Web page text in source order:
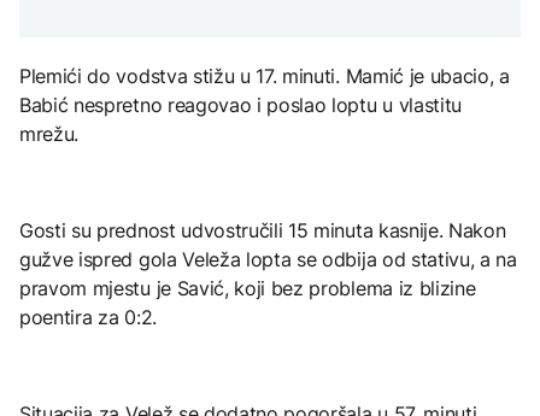
ZANIMLJIVOSTI
Rihanna radi na novom
Plemići do vodstva stižu u 17. minuti. Mamić je ubacio, a
Babić nespretno reagovao i poslao loptu u vlastitu
mrežu.
Gosti su prednost udvostručili 15 minuta kasnije. Nakon
gužve ispred gola Veleža lopta se odbija od stativu, a na
pravom mjestu je Savić, koji bez problema iz blizine
poentira za 0:2.